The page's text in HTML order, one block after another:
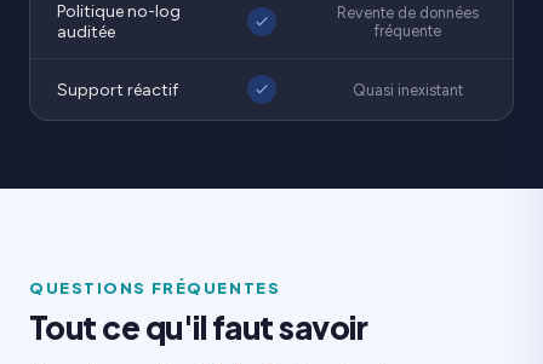
Politique no-log
auditée
Revente de données
fréquente
Support réactif Quasi inexistant
QUESTIONS FRÉQUENTES
Tout ce qu'il faut savoir